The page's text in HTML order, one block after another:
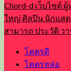
Chord-d เว็บไซต์
ใหญ่ ศิลปิน นักแสด
สามารถ ประวัติ ว
โคตรดี
โคตรหล่อ